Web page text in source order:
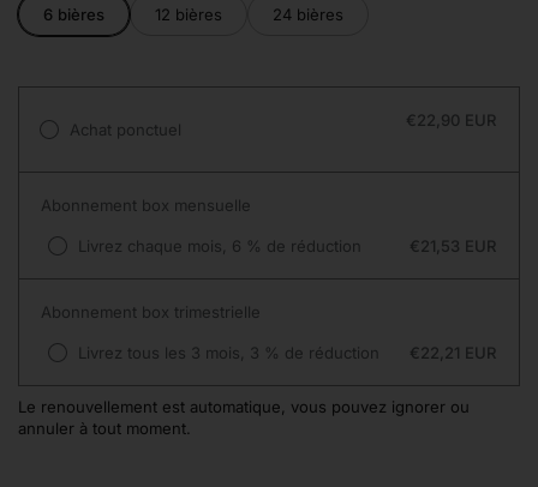
6 bières 12 bières 24 bières
Achat ponctuel €22,90 EUR
Abonnement box mensuelle
Livrez chaque mois, 6 % de réduction €21,53 EUR
Abonnement box trimestrielle
Livrez tous les 3 mois, 3 % de réduction €22,21 EUR
Le renouvellement est automatique, vous pouvez ignorer ou
annuler à tout moment.